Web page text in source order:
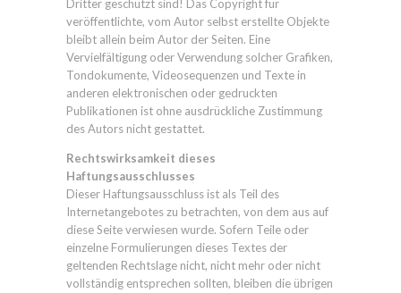
Dritter geschützt sind! Das Copyright für
veröffentlichte, vom Autor selbst erstellte Objekte
bleibt allein beim Autor der Seiten. Eine
Vervielfältigung oder Verwendung solcher Grafiken,
Tondokumente, Videosequenzen und Texte in
anderen elektronischen oder gedruckten
Publikationen ist ohne ausdrückliche Zustimmung
des Autors nicht gestattet.
Rechtswirksamkeit dieses
Haftungsausschlusses
Dieser Haftungsausschluss ist als Teil des
Internetangebotes zu betrachten, von dem aus auf
diese Seite verwiesen wurde. Sofern Teile oder
einzelne Formulierungen dieses Textes der
geltenden Rechtslage nicht, nicht mehr oder nicht
vollständig entsprechen sollten, bleiben die übrigen